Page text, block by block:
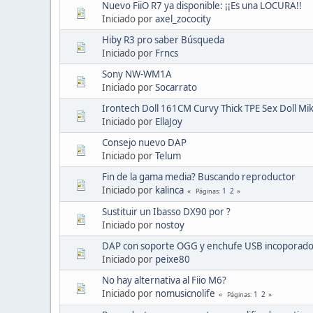
Nuevo FiiO R7 ya disponible: ¡¡Es una LOCURA!!
Iniciado poraxel_zococity
Hiby R3 pro saber Búsqueda
Iniciado por Frncs
Sony NW-WM1A
Iniciado porSocarrato
Irontech Doll 161CM Curvy Thick TPE Sex Doll
Iniciado por EllaJoy
Consejo nuevo DAP
Iniciado porTelum
Fin de la gama media? Buscando reproductor
Iniciado por kalinca Páginas 1 2
Sustituir un Ibasso DX90 por ?
Iniciado por nostoy
DAP con soporte OGG y enchufe USB incoporado
Iniciado por peixe80
No hay alternativa al Fiio M6?
Iniciado por nomusicnolife Páginas 1 2